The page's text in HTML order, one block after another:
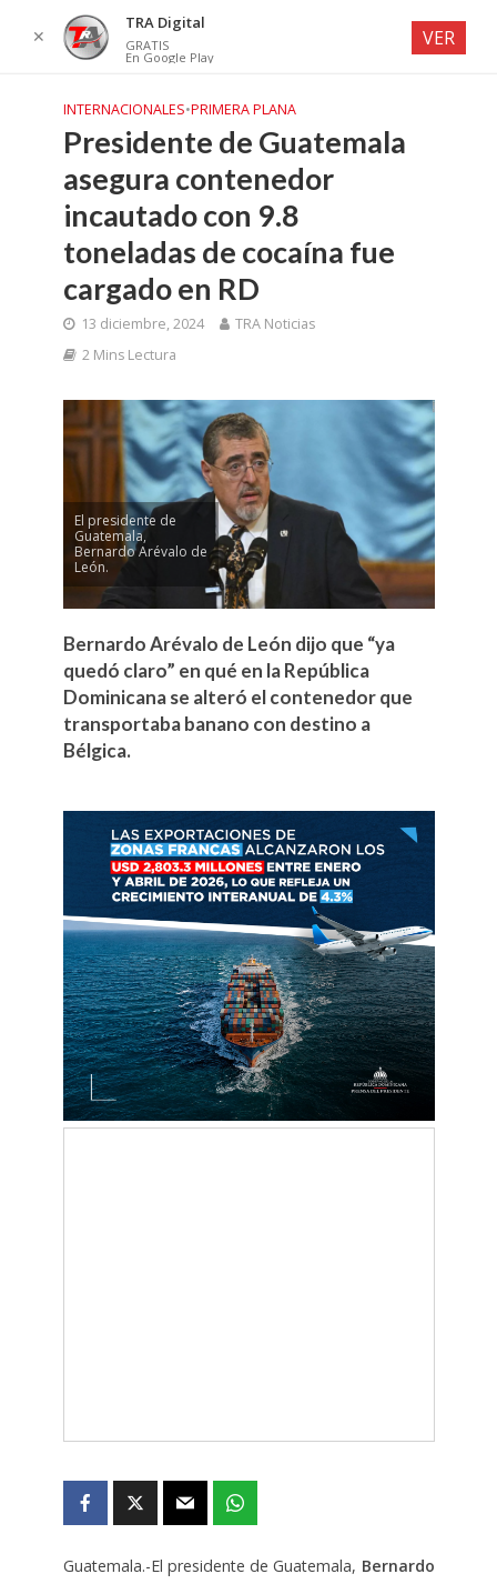
INTERNACIONALES•PRIMERA PLANA
Presidente de Guatemala
asegura contenedor
incautado con 9.8
toneladas de cocaína fue
cargado en RD
13 diciembre, 2024
TRA Noticias
2 Mins Lectura
El presidente de
Guatemala,
Bernardo Arévalo de
León.
Bernardo Arévalo de León dijo que “ya
quedó claro” en qué en la República
Dominicana se alteró el contenedor que
transportaba banano con destino a
Bélgica.
Guatemala.-El presidente de Guatemala, Bernardo
✕
TRA Digital
GRATIS
En Google Play
VER